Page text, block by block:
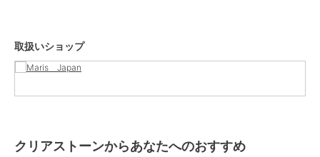
取扱いショップ
クリアストーンからあなたへのおすすめ